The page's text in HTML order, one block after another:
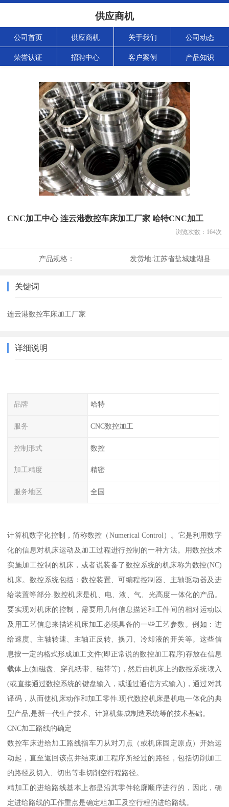
供应商机
公司首页 供应商机 关于我们 公司动态
荣誉认证 招聘中心 客户案例 产品知识
CNC加工中心 连云港数控车床加工厂家 哈特CNC加工
浏览次数： 164次
产品规格： 发货地:江苏省盐城建湖县
关键词
连云港数控车床加工厂家
详细说明
品牌 哈特
服务 CNC数控加工
控制形式 数控
加工精度 精密
服务地区 全国
计算机数字化控制，简称数控（Numerical Control）。它是利用数字
化的信息对机床运动及加工过程进行控制的一种方法。用数控技术
实施加工控制的机床，或者说装备了数控系统的机床称为数控(NC)
机床。数控系统包括：数控装置、可编程控制器、主轴驱动器及进
给装置等部分.数控机床是机、电、液、气、光高度一体化的产品。
要实现对机床的控制，需要用几何信息描述和工件间的相对运动以
及用工艺信息来描述机床加工必须具备的一些工艺参数。例如：进
给速度、主轴转速、主轴正反转、换刀、冷却液的开关等。这些信
息按一定的格式形成加工文件(即正常说的数控加工程序)存放在信息
载体上(如磁盘、穿孔纸带、磁带等)，然后由机床上的数控系统读入
(或直接通过数控系统的键盘输入，或通过通信方式输入)，通过对其
译码，从而使机床动作和加工零件.现代数控机床是机电一体化的典
型产品,是新一代生产技术、计算机集成制造系统等的技术基础。
CNC加工路线的确定
数控车床进给加工路线指车刀从对刀点（或机床固定原点）开始运
动起，直至返回该点并结束加工程序所经过的路径，包括切削加工
的路径及切入、切出等非切削空行程路径。
精加工的进给路线基本上都是沿其零件轮廓顺序进行的，因此，确
定进给路线的工作重点是确定粗加工及空行程的进给路线。